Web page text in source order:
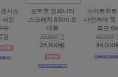
스마트하트 골드
나인케어 캣 피부&
60,000원
49,000원
도트캣 스크래처
집콕 TV
16,000원
12,900원